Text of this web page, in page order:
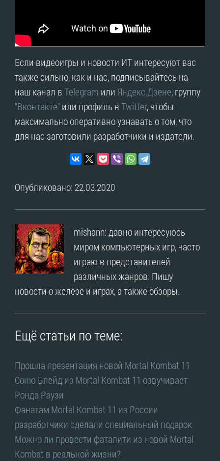
Если видеоигры и новости ИТ интересуют вас
также сильно, как и нас, подписывайтесь на
наш канал вTelegram или Яндекс.Дзене, группу
"Вконтакте"или профиль вTwitter, чтобы
максимально оперативно узнавать о том, что
для нас заготовили разработчики и издатели.
Опубликовано: 22.03.2020
mishann: давно интересуюсь
миром компьютерных игр, часто
играю в представителей
различных жанров. Пишу
новости о железе и играх, а также обзоры.
Ещё статьи по теме:
Прошла презентация новой Mortal Kombat 11
Соню Блейд из Mortal Kombat 11 озвучивает
Ронда Раузи
Фанатам Mortal Kombat 11 из России
разработчики сделали специальный подарок
Можно ли провести фаталити из новой Mortal
Kombat в реальной жизни?